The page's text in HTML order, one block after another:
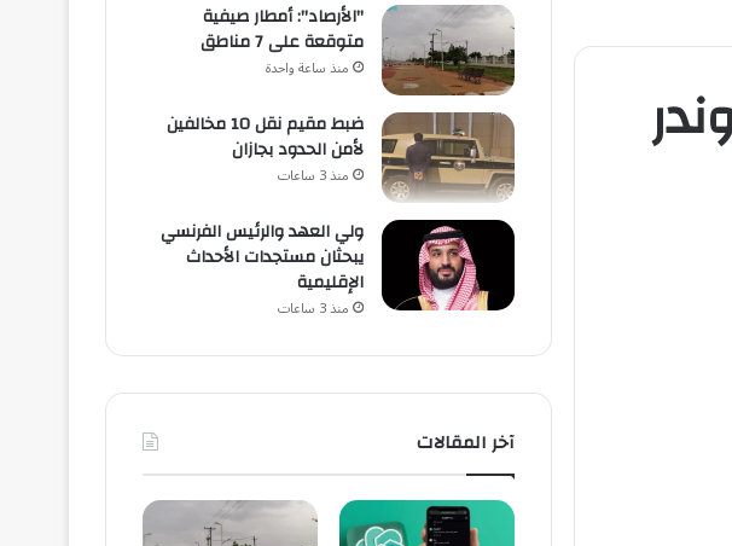
"الأرصاد": أمطار صيفية
متوقعة على 7 مناطق
منذ ساعة واحدة
ضبط مقيم نقل 10 مخالفين
لأمن الحدود بجازان
منذ 3 ساعات
ولي العهد والرئيس الفرنسي
يبحثان مستجدات الأحداث
الإقليمية
منذ 3 ساعات
آخر المقالات